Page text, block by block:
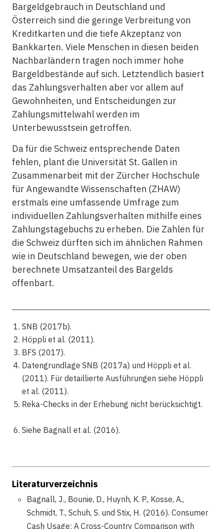
Bargeldgebrauch in Deutschland und
Österreich sind die geringe Verbreitung von
Kreditkarten und die tiefe Akzeptanz von
Bankkarten. Viele Menschen in diesen beiden
Nachbarländern tragen noch immer hohe
Bargeldbestände auf sich. Letztendlich basiert
das Zahlungsverhalten aber vor allem auf
Gewohnheiten, und Entscheidungen zur
Zahlungsmittelwahl werden im
Unterbewusstsein getroffen.
Da für die Schweiz entsprechende Daten
fehlen, plant die Universität St. Gallen in
Zusammenarbeit mit der Zürcher Hochschule
für Angewandte Wissenschaften (ZHAW)
erstmals eine umfassende Umfrage zum
individuellen Zahlungsverhalten mithilfe eines
Zahlungstagebuchs zu erheben. Die Zahlen für
die Schweiz dürften sich im ähnlichen Rahmen
wie in Deutschland bewegen, wie der oben
berechnete Umsatzanteil des Bargelds
offenbart.
SNB (2017b).
Höppli et al. (2011).
BFS (2017).
Datengrundlage SNB (2017a) und Höppli et al.
(2011). Für detaillierte Ausführungen siehe Höppli
et al. (2011).
Reka-Checks in der Erhebung nicht berücksichtigt.
Siehe Bagnall et al. (2016).
Literaturverzeichnis
Bagnall, J., Bounie, D., Huynh, K. P., Kosse, A.,
Schmidt, T., Schuh, S. und Stix, H. (2016). Consumer
Cash Usage: A Cross-Country Comparison with